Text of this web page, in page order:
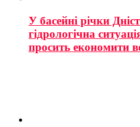
У басейні річки
гідрологічна
просить економити